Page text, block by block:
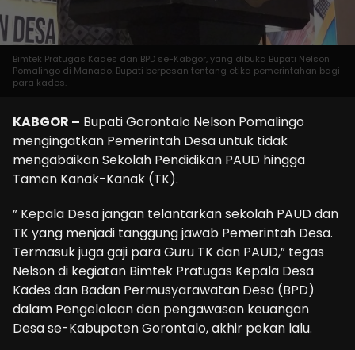
Bimtek Pratugas Kades dan BPD se-Kabgor, yang dibuka Bupati Nelson
Pomalingo di Manado. Bupati berpesan tentang etika pemerintahan bagi
para kades.
KABGOR – Bupati Gorontalo Nelson Pomalingo
mengingatkan Pemerintah Desa untuk tidak
mengabaikan Sekolah Pendidikan PAUD hingga
Taman Kanak-Kanak (TK).
” Kepala Desa jangan telantarkan sekolah PAUD dan
TK yang menjadi tanggung jawab Pemerintah Desa.
Termasuk juga gaji para Guru TK dan PAUD,” tegas
Nelson di kegiatan Bimtek Pratugas Kepala Desa
Kades dan Badan Permusyarawatan Desa (BPD)
dalam Pengelolaan dan pengawasan keuangan
Desa se-Kabupaten Gorontalo, akhir pekan lalu.